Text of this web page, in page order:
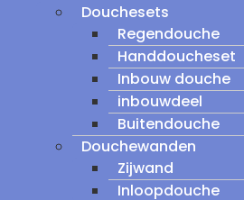
Douchesets
Regendouche
Handdoucheset
Inbouw douche
inbouwdeel
Buitendouche
Douchewanden
Zijwand
Inloopdouche